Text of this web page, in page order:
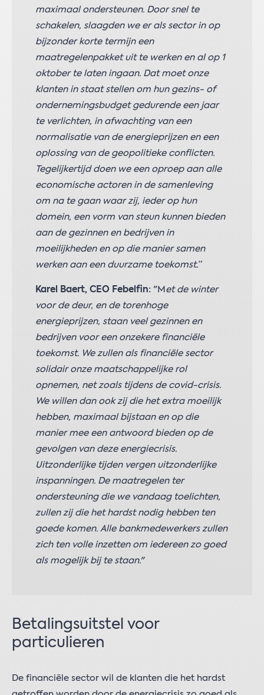
maximaal ondersteunen. Door snel te
schakelen, slaagden we er als sector in op
bijzonder korte termijn een
maatregelenpakket uit te werken en al op 1
oktober te laten ingaan. Dat moet onze
klanten in staat stellen om hun gezins- of
ondernemingsbudget gedurende een jaar
te verlichten, in afwachting van een
normalisatie van de energieprijzen en een
oplossing van de geopolitieke conflicten.
Tegelijkertijd doen we een oproep aan alle
economische actoren in de samenleving
om na te gaan waar zij, ieder op hun
domein, een vorm van steun kunnen bieden
aan de gezinnen en bedrijven in
moeilijkheden en op die manier samen
werken aan een duurzame toekomst.”
Karel Baert, CEO Febelfin: "M et de winter
voor de deur, en de torenhoge
energieprijzen, staan veel gezinnen en
bedrijven voor een onzekere financiële
toekomst. We zullen als financiële sector
solidair onze maatschappelijke rol
opnemen, net zoals tijdens de covid-crisis.
We willen dan ook zij die het extra moeilijk
hebben, maximaal bijstaan en op die
manier mee een antwoord bieden op de
gevolgen van deze energiecrisis.
Uitzonderlijke tijden vergen uitzonderlijke
inspanningen. De maatregelen ter
ondersteuning die we vandaag toelichten,
zullen zij die het hardst nodig hebben ten
goede komen. Alle bankmedewerkers zullen
zich ten volle inzetten om iedereen zo goed
als mogelijk bij te staan."
Betalingsuitstel voor
particulieren
De financiële sector wil de klanten die het hardst